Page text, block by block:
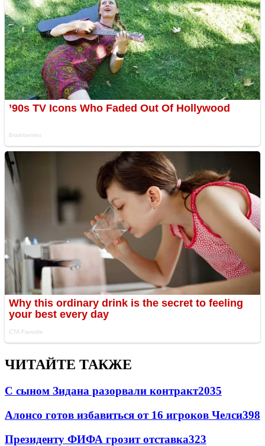
ЧИТАЙТЕ ТАКЖЕ
С сыном Зидана разорвали контракт2035
Алонсо готов избавиться от 16 игроков Челси398
Президенту ФИФА грозит отставка323